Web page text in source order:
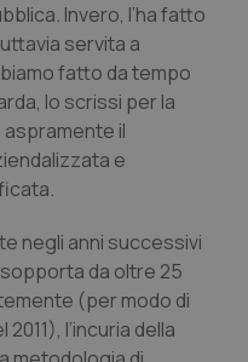
Invero, l’ha fatto
servita a
fatto da tempo
lo scrissi per la
aspramente il
e
negli anni successivi
da oltre 25
(per modo di
l’incuria della